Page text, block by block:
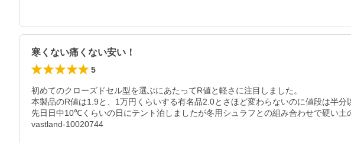
寒くない痛くない安い！
5
初めてのクローズドセル型を選ぶにあたってR値と軽さに注目しました。
本製品のR値は1.9と、1万円くらいする有名品2.0とさほど変わらないのに値段は半分
先日日中10℃くらいの日にテント泊しましたが冬用シュラフとの組み合わせで硬い
vastland-10020744